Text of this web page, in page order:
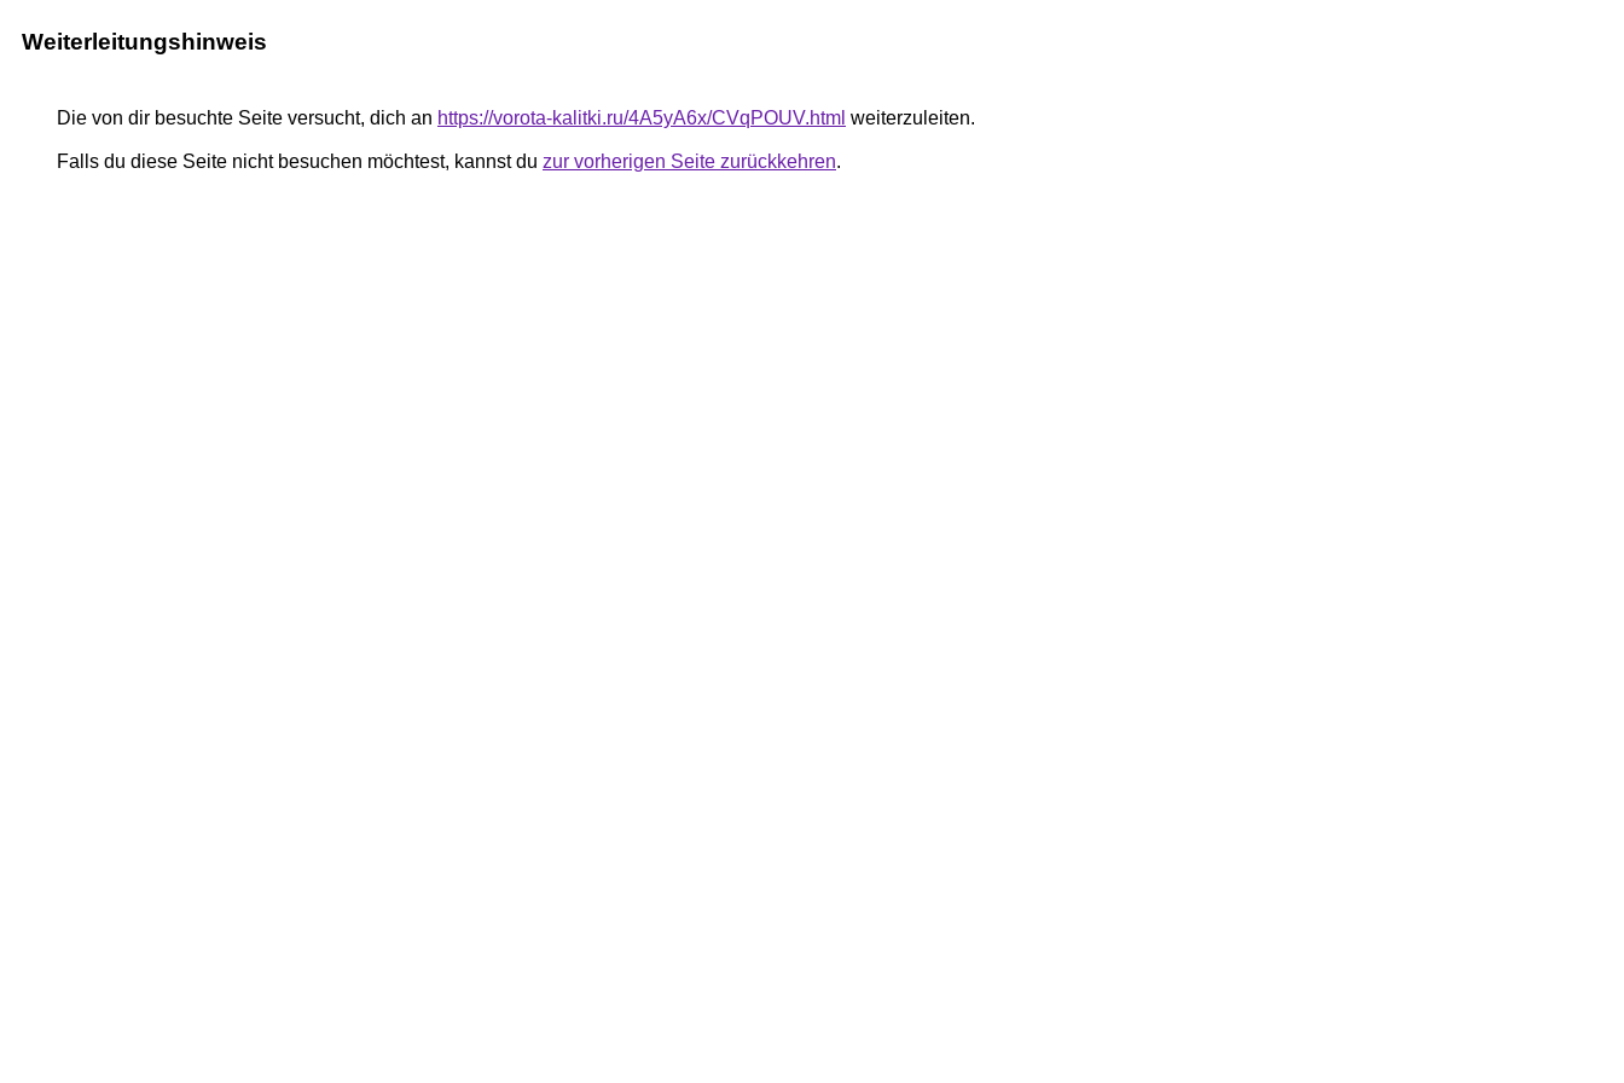
Weiterleitungshinweis
Die von dir besuchte Seite versucht, dich an https://vorota-kalitki.ru/4A5yA6x/CVqPOUV.html weiterzuleiten.
Falls du diese Seite nicht besuchen möchtest, kannst du zur vorherigen Seite zurückkehren.